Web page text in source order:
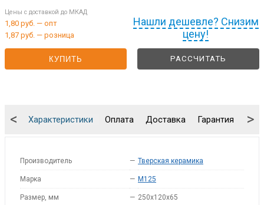
Нашли дешевле? Снизим
цену!
Цены с доставкой до МКАД
1,80 руб. — опт
1,87 руб. — розница
КУПИТЬ РАССЧИТАТЬ
Характеристики Оплата Доставка Гарантия
< >
Производитель — Тверская керамика
Марка — M125
Размер, мм — 250х120х65